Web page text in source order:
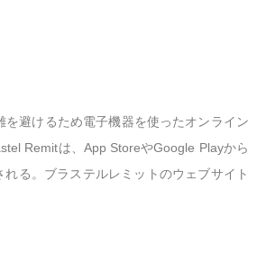
避けるため電子機器を使ったオンライン
Remitは、App StoreやGoogle Playから
る。ブラステルレミットのウェブサイト